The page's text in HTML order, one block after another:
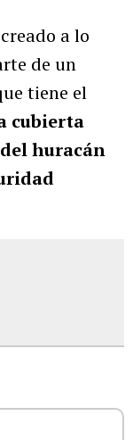
a lo
de un
tiene el
cubierta
huracán